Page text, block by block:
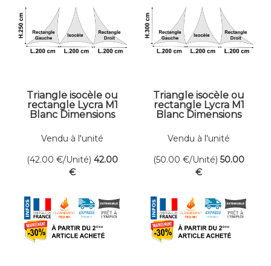
Triangle isocèle ou
rectangle Lycra M1
Blanc Dimensions
Vendu à l'unité
(42.00 €/Unité) 42.00
€
Triangle isocèle ou
rectangle Lycra M1
Blanc Dimensions
Vendu à l'unité
(50.00 €/Unité) 50.00
€